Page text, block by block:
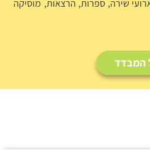
שירה, ספרות, הרצאות, מוסיקה
המבדד